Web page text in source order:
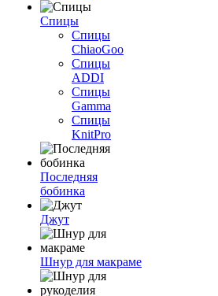
Спицы
Спицы
ChiaoGoo
Спицы
ADDI
Спицы
Gamma
Спицы
KnitPro
Последняя
бобинка
Джут
Шнур для макраме